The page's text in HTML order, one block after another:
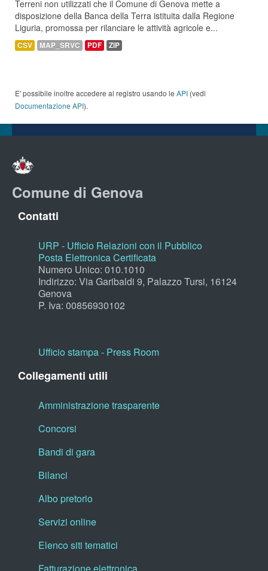
Terreni non utilizzati che il Comune di Genova mette a
disposizione della Banca della Terra istituita dalla Regione
Liguria, promossa per rilanciare le attività agricole e...
CSV MAP_SRVC PDF ZIP
E' possibile inoltre accedere al registro usando le API (vedi
Documentazione API).
Comune di Genova
Contatti
URP - Ufficio Relazioni con il Pubblico
Posta Elettronica Certificata
Numero Unico: 010.1010
Indirizzo: Via Garibaldi 9, Palazzo Tursi, 16124
Genova
P. Iva: 00856930102
Ufficio stampa - Press Room
Collegamenti utili
Amministrazione trasparente
Concorsi
Bandi di gara
Bilanci
Albo pretorio
Servizi online
Elenco siti tematici